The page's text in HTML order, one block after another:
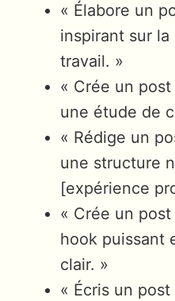
« Élabore un
inspirant sur la
travail. »
« Crée un
une étude de
« Rédige un
une structure
[expérience
« Crée un
hook puissant
clair. »
« Écris un